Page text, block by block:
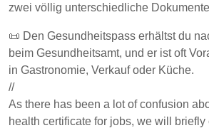
zwei völlig unterschiedliche
📜 Den Gesundheitspass erhältst du
beim Gesundheitsamt, und er ist oft
in Gastronomie, Verkauf oder Küche.
//
As there has been a lot of confusion
health certificate for jobs, we will